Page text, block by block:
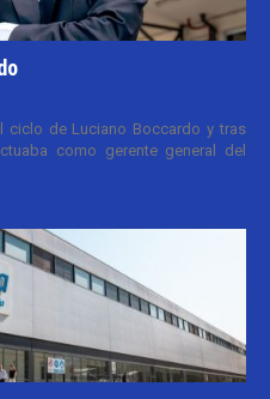
ciclo de Luciano Boccardo y tras
como gerente general del